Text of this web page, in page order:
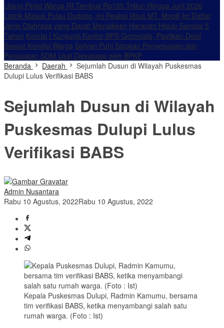
Utang Pinjol Warga RI Tembus Rp105 Triliun Hingga Juni 2026
Listrik Masuk Pulau Dudepo, Ini Reaksi Idrus MT. Mopili Ini Daftar
Jenis Olahraga yang Dapat Menaikkan Harapan Hidup Sampai 5
Tahun Komisi I Kunjungi Kantor BPS Gorontalo, Pastikan Desil
Sesuai Kondisi Warga Sofyan Puhi Siapkan Penyesuaian dan
Penguatan SDM Usai Dievaluasi oleh BPKP
Beranda
Daerah
Sejumlah Dusun di Wilayah Puskesmas
Dulupi Lulus Verifikasi BABS
Sejumlah Dusun di Wilayah
Puskesmas Dulupi Lulus
Verifikasi BABS
Admin Nusantara
Rabu 10 Agustus, 2022Rabu 10 Agustus, 2022
Kepala Puskesmas Dulupi, Radmin Kamumu, bersama
tim verifikasi BABS, ketika menyambangi salah satu
rumah warga. (Foto : Ist)